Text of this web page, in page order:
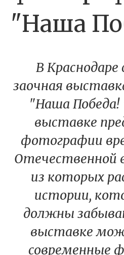
"Наша
В Краснодаре
заочная
"Наша Победа!
выставке
фотографии
Отечественной
из которых
истории,
должны
выставке
современные